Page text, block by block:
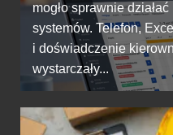
mogło sprawnie
systemów. Telefon,
i doświadczenie
wystarczały...